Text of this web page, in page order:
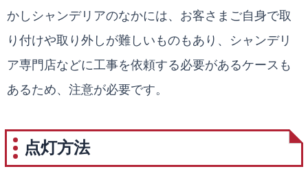
かしシャンデリアのなかには、お客さまご自身で取
り付けや取り外しが難しいものもあり、シャンデリ
ア専門店などに工事を依頼する必要があるケースも
あるため、注意が必要です。
点灯方法